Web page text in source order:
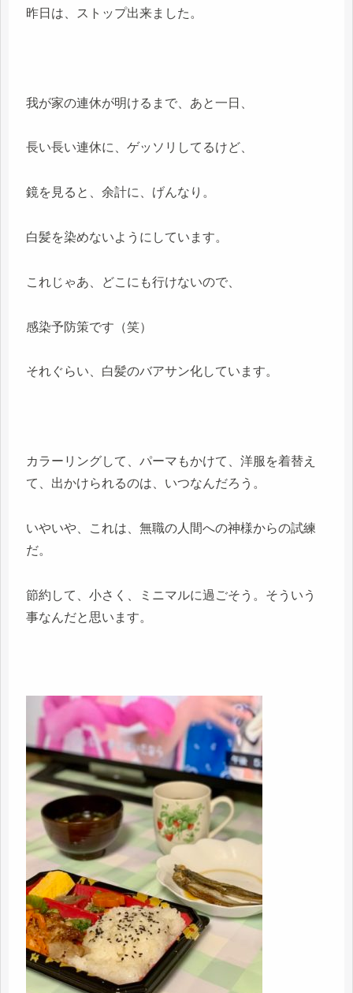
昨日は、ストップ出来ました。
我が家の連休が明けるまで、あと一日、
長い長い連休に、ゲッソリしてるけど、
鏡を見ると、余計に、げんなり。
白髪を染めないようにしています。
これじゃあ、どこにも行けないので、
感染予防策です（笑）
それぐらい、白髪のバアサン化しています。
カラーリングして、パーマもかけて、洋服を着替え
て、出かけられるのは、いつなんだろう。
いやいや、これは、無職の人間への神様からの試練
だ。
節約して、小さく、ミニマルに過ごそう。そういう
事なんだと思います。